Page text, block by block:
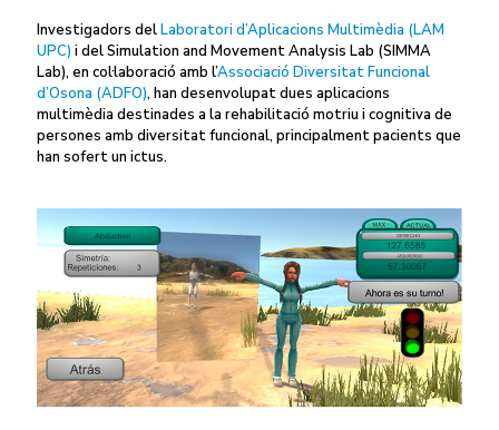
Investigadors delLaboratori d’Aplicacions Multimèdia (LAM
UPC) i del Simulation and Movement Analysis Lab (SIMMA
Lab), en col·laboració amb l’Associació Diversitat Funcional
d’Osona (ADFO), han desenvolupat dues aplicacions
multimèdia destinades a la rehabilitació motriu i cognitiva de
persones amb diversitat funcional, principalment pacients que
han sofert un ictus.